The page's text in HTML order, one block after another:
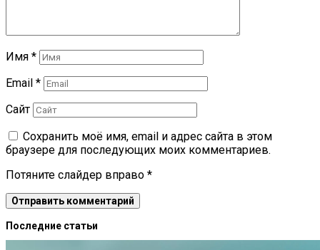
Имя *
Email *
Сайт
Сохранить моё имя, email и адрес сайта в этом
браузере для последующих моих комментариев.
Потяните слайдер вправо *
Последние статьи